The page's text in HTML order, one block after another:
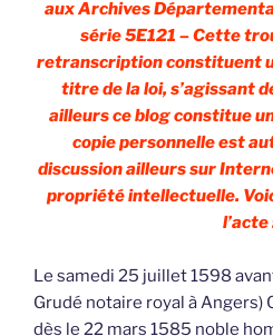
aux Archives
série 5E121 – Cette
retranscription constituent
titre de la loi, s’agissant
ailleurs ce blog constitue
copie personnelle est
discussion ailleurs sur
propriété intellectuelle.
l’acte
Le samedi 25 juillet 1598
Grudé notaire royal à Angers)
dès le 22 mars 1585 noble